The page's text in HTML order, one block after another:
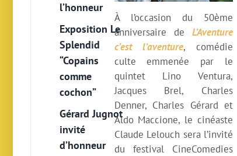
l’honneur
Exposition Le
Splendid
“Copains
comme
cochon”
Gérard Jugnot
invité
d’honneur
À l’occasion du 50ème
anniversaire de L’Aventure
c’est l’aventure, comédie
culte emmenée par le
quintet Lino Ventura,
Jacques Brel, Charles
Denner, Charles Gérard et
Aldo Maccione, le cinéaste
Claude Lelouch sera l’invité
du festival CineComedies